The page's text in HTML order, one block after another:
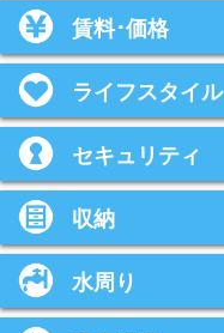
賃料･価格
ライフスタイル
セキュリティ
収納
水周り